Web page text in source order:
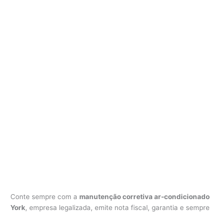
Conte sempre com a manutenção corretiva ar-condicionado
York, empresa legalizada, emite nota fiscal, garantia e sempre